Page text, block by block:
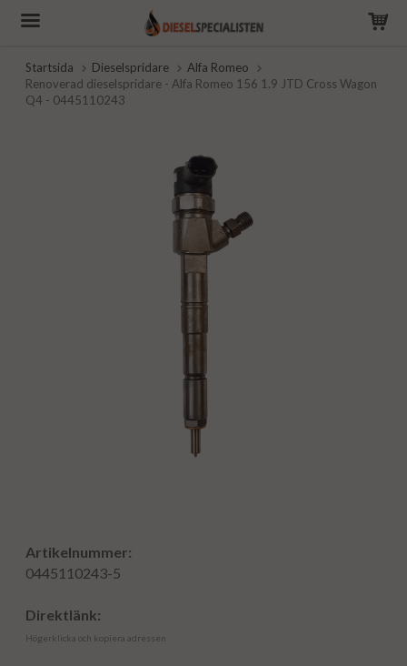
Startsida Dieselspridare
Alfa Romeo
Renoverad dieselspridare - Alfa Romeo 156 1.9 JTD Cross Wagon
Q4 - 0445110243
Artikelnummer:
0445110243-5
Direktlänk:
Högerklicka och kopiera adressen